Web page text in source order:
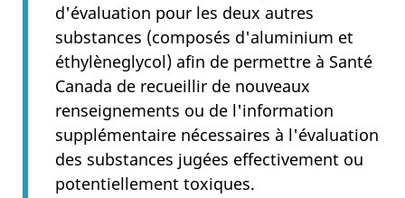
d'évaluation pour les deux autres
substances (composés d'aluminium et
éthylèneglycol) afin de permettre à Santé
Canada de recueillir de nouveaux
renseignements ou de l'information
supplémentaire nécessaires à l'évaluation
des substances jugées effectivement ou
potentiellement toxiques.